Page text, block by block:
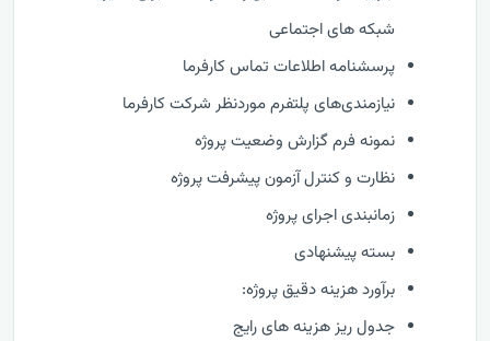
شبکه های اجتماعی
پرسشنامه اطلاعات تماس کارفرما
نیازمندی‌های پلتفرم موردنظر شرکت کارفرما
نمونه فرم گزارش وضعيت پروژه
نظارت و كنترل آزمون پیشرفت پروژه
زمانبندی اجرای پروژه
بسته پیشنهادی
برآورد هزینه دقیق پروژه:
جدول ریز هزینه های رایج